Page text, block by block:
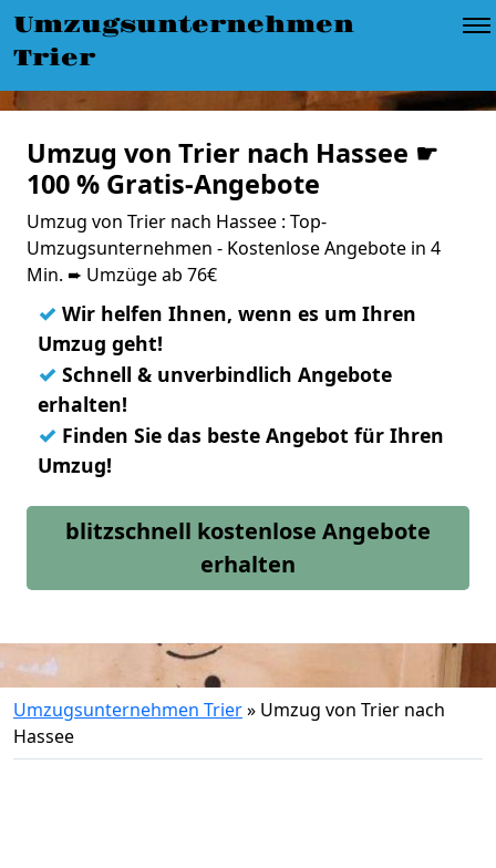
Umzugsunternehmen
Trier
Umzug von Trier nach Hassee ☛
100 % Gratis-Angebote
Umzug von Trier nach Hassee : Top-
Umzugsunternehmen - Kostenlose Angebote in 4
Min. ➨ Umzüge ab 76€
✓ Wir helfen Ihnen, wenn es um Ihren
Umzug geht!
✓ Schnell & unverbindlich Angebote
erhalten!
✓ Finden Sie das beste Angebot für Ihren
Umzug!
blitzschnell kostenlose Angebote
erhalten
Umzugsunternehmen Trier» Umzug von Trier nach
Hassee